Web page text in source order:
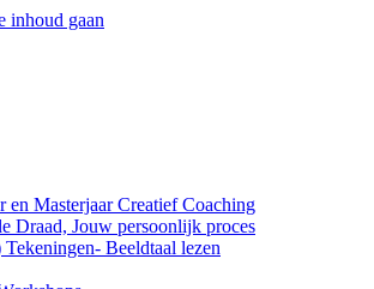
inhoud gaan
en Masterjaar Creatief Coaching
Draad, Jouw persoonlijk proces
Beeldtaal lezen